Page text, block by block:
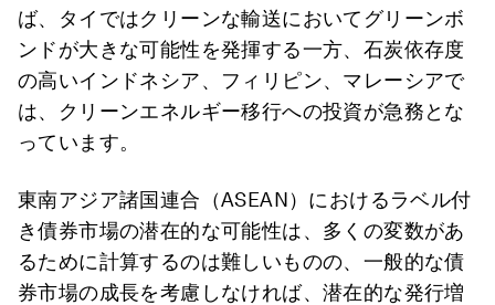
ば、タイではクリーンな輸送においてグリーンボ
ンドが大きな可能性を発揮する一方、石炭依存度
の高いインドネシア、フィリピン、マレーシアで
は、クリーンエネルギー移行への投資が急務とな
っています。
東南アジア諸国連合（ASEAN）におけるラベル付
き債券市場の潜在的な可能性は、多くの変数があ
るために計算するのは難しいものの、一般的な債
券市場の成長を考慮しなければ、潜在的な発行増